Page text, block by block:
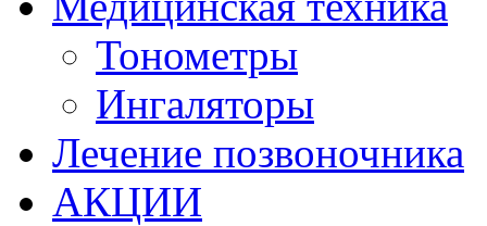
Тонометры
Ингаляторы
Лечение позвоночника
АКЦИИ